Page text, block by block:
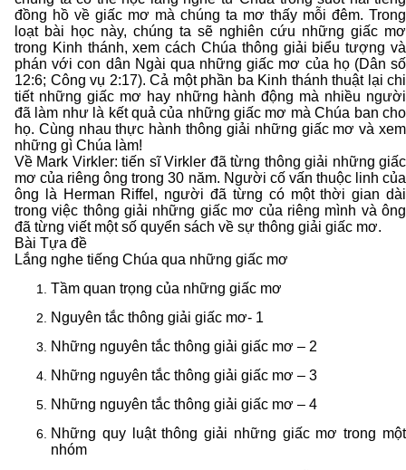
đồng hồ về giấc mơ mà chúng ta mơ thấy mỗi đêm. Trong
loạt bài học này, chúng ta sẽ nghiên cứu những giấc mơ
trong Kinh thánh, xem cách Chúa thông giải biểu tượng và
phán với con dân Ngài qua những giấc mơ của họ (Dân số
12:6; Công vụ 2:17). Cả một phần ba Kinh thánh thuật lại chi
tiết những giấc mơ hay những hành động mà nhiều người
đã làm như là kết quả của những giấc mơ mà Chúa ban cho
họ. Cùng nhau thực hành thông giải những giấc mơ và xem
những gì Chúa làm!
Về Mark Virkler: tiến sĩ Virkler đã từng thông giải những giấc
mơ của riêng ông trong 30 năm. Người cố vấn thuộc linh của
ông là Herman Riffel, người đã từng có một thời gian dài
trong việc thông giải những giấc mơ của riêng mình và ông
đã từng viết một số quyển sách về sự thông giải giấc mơ.
Bài Tựa đề
Lắng nghe tiếng Chúa qua những giấc mơ
Tầm quan trọng của những giấc mơ
Nguyên tắc thông giải giấc mơ- 1
Những nguyên tắc thông giải giấc mơ – 2
Những nguyên tắc thông giải giấc mơ – 3
Những nguyên tắc thông giải giấc mơ – 4
Những quy luật thông giải những giấc mơ trong một
nhóm